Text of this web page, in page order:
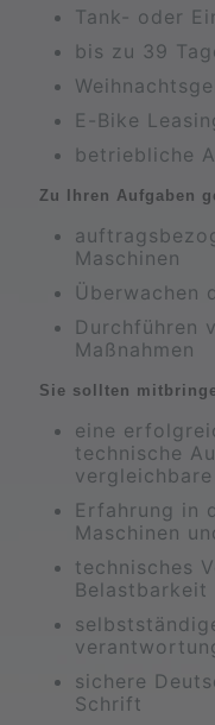
Tank- oder
bis zu 39
E-Bike
betriebliche
Zu Ihren Aufgaben
Maschinen
Überwachen
Durchführen
Maßnahmen
Sie sollten
eine
technische
Erfahrung in
Maschinen
technisches
Belastbarkeit
sichere
Schrift